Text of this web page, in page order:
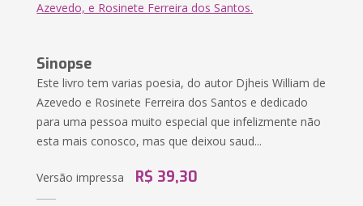
Azevedo, e Rosinete Ferreira dos Santos.
Sinopse
Este livro tem varias poesia, do autor Djheis William de
Azevedo e Rosinete Ferreira dos Santos e dedicado
para uma pessoa muito especial que infelizmente não
esta mais conosco, mas que deixou saud...
Versão impressa R$ 39,30